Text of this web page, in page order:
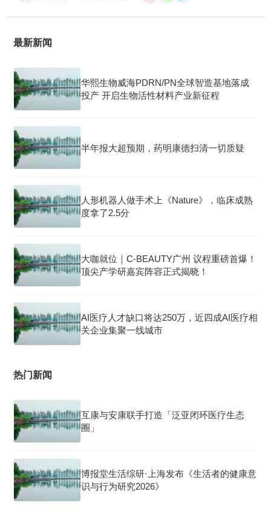
最新新闻
华熙生物威海PDRN/PN全球智造基地落成
投产 开启生物活性材料产业新征程
半年报大超预期，药明康德扫清一切质疑
人形机器人做手术上《Nature》，临床成熟
度拿了2.5分
大咖就位｜C-BEAUTY广州 议程重磅首爆！
顶尖产学研嘉宾阵容正式揭晓！
AI医疗人才缺口将达250万，近四成AI医疗相
关企业集聚一线城市
热门新闻
互康与安康联手打造「泛亚闭环医疗生态
圈」
博报堂生活综研·上海发布《生活者的健康意
识与行为研究2026》